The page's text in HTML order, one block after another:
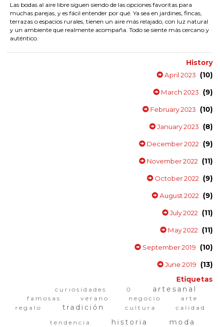
Las bodas al aire libre siguen siendo de las opciones favoritas para
muchas parejas, y es fácil entender por qué. Ya sea en jardines, fincas,
terrazas o espacios rurales, tienen un aire más relajado, con luz natural
y un ambiente que realmente acompaña. Todo se siente más cercano y
auténtico.
History
April 2023 (10)
March 2023 (9)
February 2023 (10)
January 2023 (8)
December 2022 (9)
November 2022 (11)
October 2022 (9)
August 2022 (9)
July 2022 (11)
May 2022 (11)
September 2019 (10)
June 2019
(13)
Etiquetas
curiosidades 0 artesanal
famosas verano negocio
arte
regalo
tradición cultura
calidad
tendencia
historia moda